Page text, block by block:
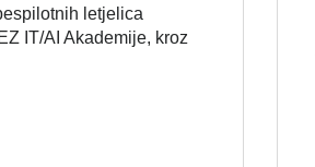
letjelica
IT/AI Akademije, kroz